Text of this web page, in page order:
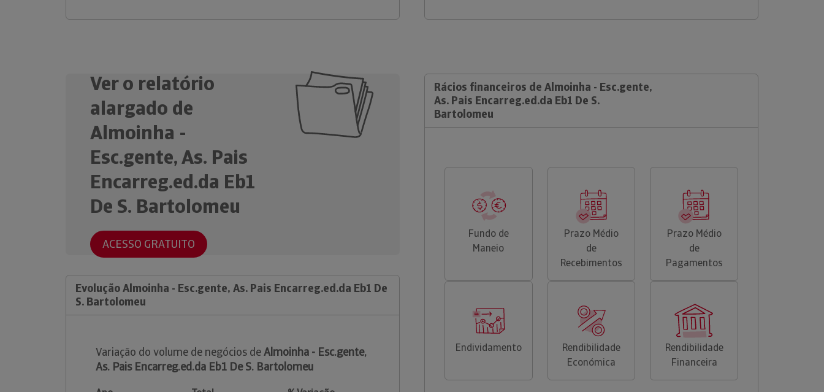
Ver o relatório
alargado de
Almoinha -
Esc.gente, As. Pais
Encarreg.ed.da Eb1
De S. Bartolomeu
ACESSO GRATUITO
Evolução Almoinha - Esc.gente, As. Pais Encarreg.ed.da Eb1 De
S. Bartolomeu
Variação do volume de negócios deAlmoinha - Esc.gente,
As. Pais Encarreg.ed.da Eb1 De S. Bartolomeu
Rácios financeiros de Almoinha - Esc.gente,
As. Pais Encarreg.ed.da Eb1 De S.
Bartolomeu
Fundo de
Maneio
Prazo Médio
de
Recebimentos
Prazo Médio
de
Pagamentos
Endividamento
Rendibilidade
Económica
Rendibilidade
Financeira